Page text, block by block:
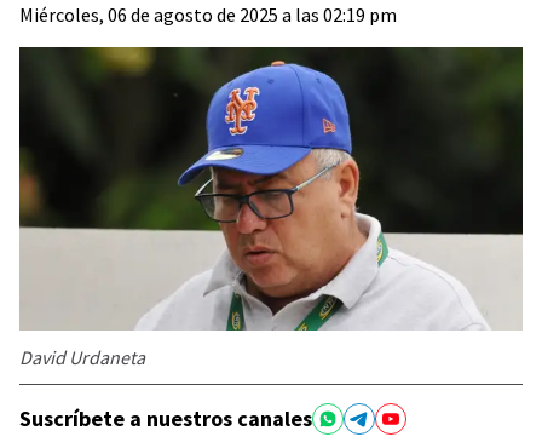
Miércoles, 06 de agosto de 2025 a las 02:19 pm
David Urdaneta
Suscríbete a nuestros canales